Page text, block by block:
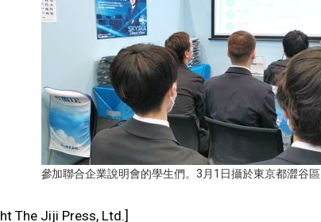
參加聯合企業說明會的學生們。3月1日攝於東京都澀谷區
The Jiji Press, Ltd.]